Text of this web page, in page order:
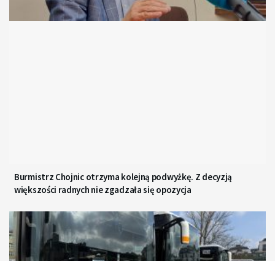
Burmistrz Chojnic otrzyma kolejną podwyżkę. Z decyzją
większości radnych nie zgadzała się opozycja